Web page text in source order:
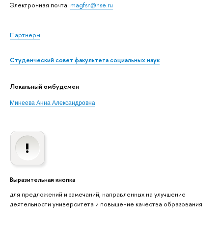
Электронная почта: magfsn@hse.ru
Партнеры
Студенческий совет факультета социальных наук
Локальный омбудсмен
Минеева Анна Александровна
Выразительная кнопка
для предложений и замечаний, направленных на улучшение
деятельности университета и повышение качества образования